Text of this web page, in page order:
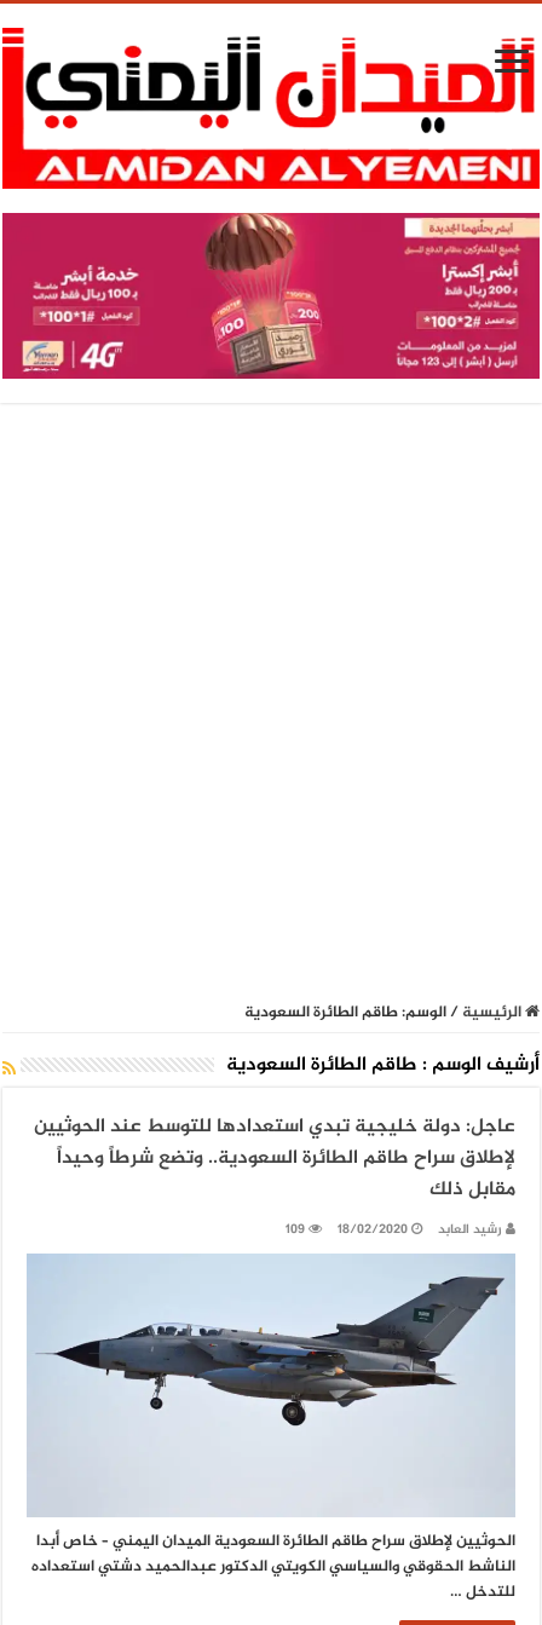
الرئيسية/الوسم:طاقم الطائرة السعودية
أرشيف الوسم : طاقم الطائرة السعودية
عاجل: دولة خليجية تبدي استعدادها للتوسط عند الحوثيين
لإطلاق سراح طاقم الطائرة السعودية.. وتضع شرطاً وحيداً
مقابل ذلك
رشيد العابد 18/02/2020
109
الحوثيين لإطلاق سراح طاقم الطائرة السعودية الميدان اليمني – خاص أبدا
الناشط الحقوقي والسياسي الكويتي الدكتور عبدالحميد دشتي استعداده
للتدخل …